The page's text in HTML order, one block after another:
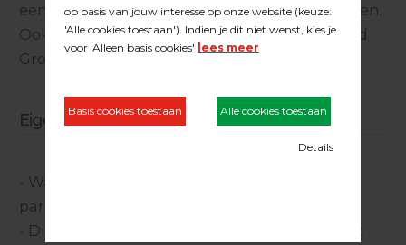
een derde afwerklaag met parketlak vervangen.
Ook te verkrijgen in een lichtere tint, genaamd
Grondlak Naturel.
Eigenschappen
- Watergedragen isolerende grondlak voor
parket
- Direct appliceerbaar op kaalgeschuurd hout